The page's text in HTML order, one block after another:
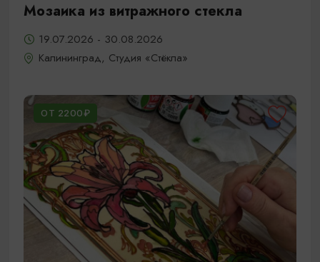
Мозаика из витражного стекла
19.07.2026 - 30.08.2026
Калининград, Студия «Стёкла»
ОТ 2200₽